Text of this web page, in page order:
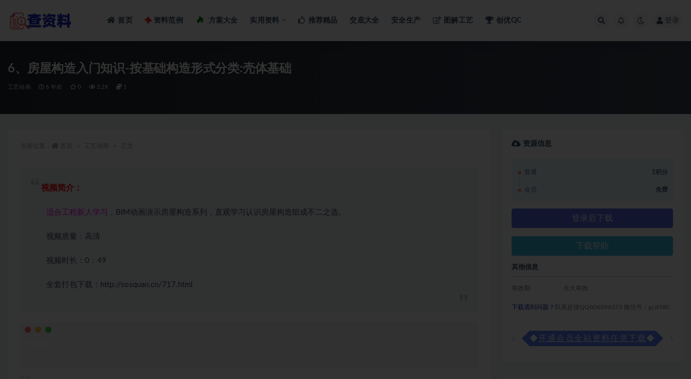
首页 资料范例 Loading…
方案大全 实用资料 推荐精品 交底大全 安全生产 图解工艺 创优QC 登录
6、房屋构造入门知识-按基础构造形式分类:壳体基础
工艺动画 6 年前 0 3.2K 1
视频简介：
适合工程新人学习 ，BIM动画演示房屋构造系列，直观学习认识房屋构造组成不二之选。
视频质量：高清
视频时长：0：49
全套打包下载： http://sosquan.cn/717.html
资源信息
普通 1积分
会员 免费
登录后下载
下载帮助
其他信息
有效期 永久有效
下载遇到问题？ 联系反馈QQ806096373 微信号：gczl580
◆ 开通会员全站资料任意下载◆